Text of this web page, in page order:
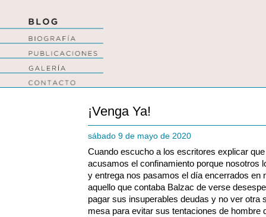
¡Venga Ya!
sábado 9 de mayo de 2020
Cuando escucho a los escritores explicar
acusamos el confinamiento porque nosotros
y entrega nos pasamos el día encerrados en
aquello que contaba Balzac de verse
pagar sus insuperables deudas y no ver otra
mesa para evitar sus tentaciones de hombre